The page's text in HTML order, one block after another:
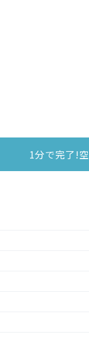
1分で完了!